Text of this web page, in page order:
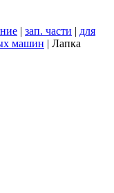
| зап. части | для
машин | Лапка